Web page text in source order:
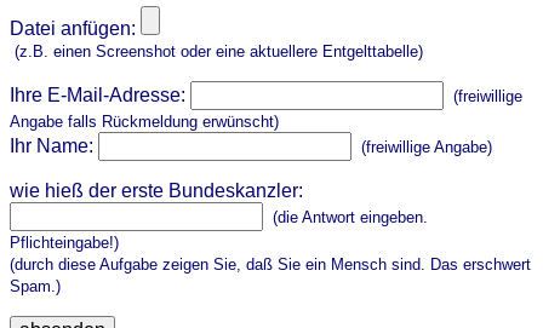
Datei anfügen:
(z.B. einen Screenshot oder eine aktuellere Entgelttabelle)
Ihre E-Mail-Adresse:
(freiwillige
Angabe falls Rückmeldung erwünscht)
Ihr Name: (freiwillige Angabe)
wie hieß der erste Bundeskanzler:
(die Antwort eingeben.
Pflichteingabe!)
(durch diese Aufgabe zeigen Sie, daß Sie ein Mensch sind. Das erschwert
Spam.)